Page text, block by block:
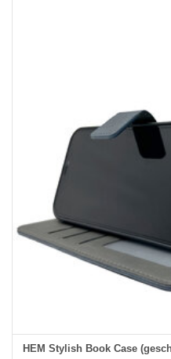
HEM Stylish Book Case